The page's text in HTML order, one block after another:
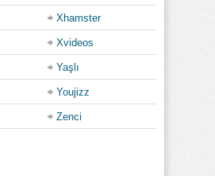
Xhamster
Xvideos
Yaşlı
Youjizz
Zenci